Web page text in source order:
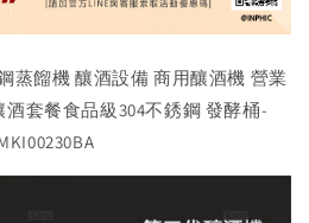
蒸餾機 釀酒設備 商用釀酒機 營業
套餐食品級304不銹鋼 發酵桶-